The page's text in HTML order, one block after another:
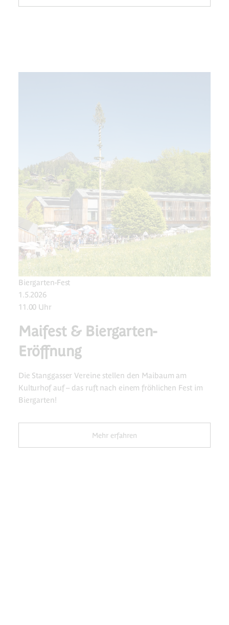
Biergarten-Fest
1.5.2026
11.00 Uhr
Maifest & Biergarten-
Eröffnung
Die Stanggasser Vereine stellen den Maibaum am
Kulturhof auf – das ruft nach einem fröhlichen Fest im
Biergarten!
Mehr erfahren